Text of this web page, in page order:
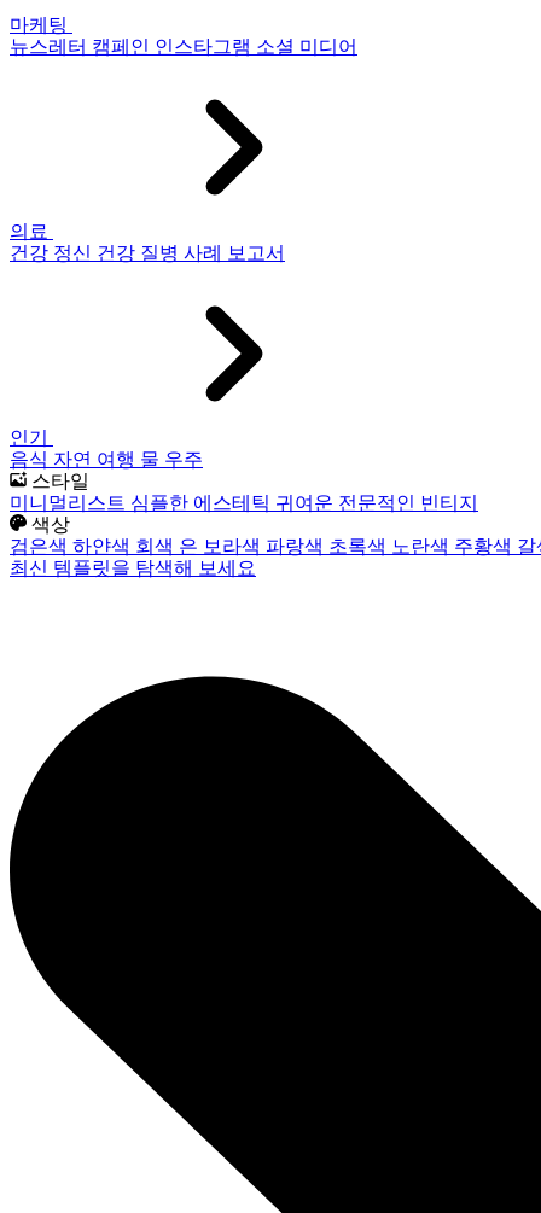
마케팅
뉴스레터 캠페인 인스타그램 소셜 미디어
의료
건강 정신 건강 질병 사례 보고서
인기
음식 자연 여행 물 우주
스타일
미니멀리스트 심플한 에스테틱 귀여운 전문적인 빈티지
색상
검은색 하얀색 회색 은 보라색 파랑색 초록색 노란색 주황색
최신 템플릿을 탐색해 보세요